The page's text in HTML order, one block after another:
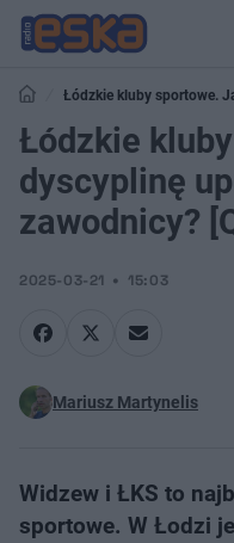
Łódzkie kluby sportowe.
[QUIZ]
Łódzkie
dyscyplinę
zawodnicy?
2025-03-21 15:03
Mariusz Martynelis
Widzew i ŁKS to
sportowe. W Łodzi